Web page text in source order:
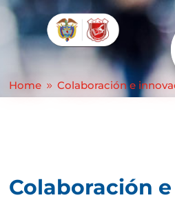
Home 9 Colaboración e
Colaboración
Colaboración